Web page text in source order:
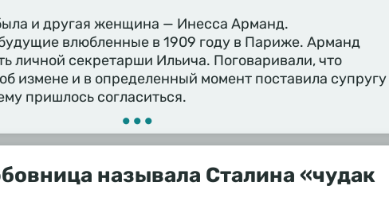
и другая женщина — Инесса Арманд.
влюбленные в 1909 году в Париже. Арманд
личной секретарши Ильича. Поговаривали, что
измене и в определенный момент поставила супругу
пришлось согласиться.
•••
называла Сталина «чудак